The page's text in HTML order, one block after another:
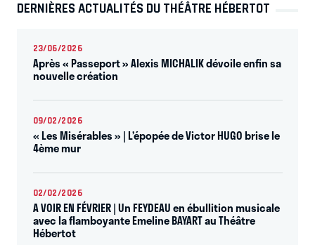
DERNIÈRES ACTUALITÉS DU THÉÂTRE HÉBERTOT
23/06/2026
Après « Passeport » Alexis MICHALIK dévoile enfin sa
nouvelle création
09/02/2026
« Les Misérables » | L’épopée de Victor HUGO brise le
4ème mur
02/02/2026
A VOIR EN FÉVRIER | Un FEYDEAU en ébullition musicale
avec la flamboyante Emeline BAYART au Théâtre
Hébertot